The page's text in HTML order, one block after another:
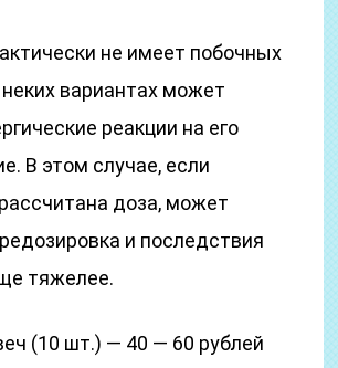
не имеет побочных
вариантах может
реакции на его
В этом случае, если
доза, может
и последствия
тяжелее.
(10 шт.) — 40 — 60 рублей